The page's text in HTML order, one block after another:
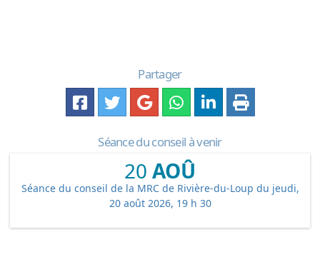
Partager
Séance du conseil à venir
20 AOÛ
Séance du conseil de la MRC de Rivière-du-Loup du jeudi,
20 août 2026, 19 h 30